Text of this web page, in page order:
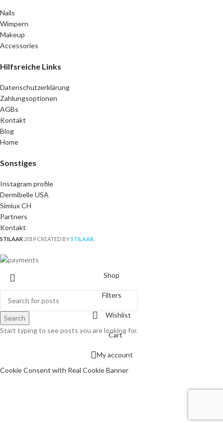
Nails
Wimpern
Makeup
Accessories
Hilfsreiche Links
Datenschutzerklärung
Zahlungsoptionen
AGBs
Kontakt
Blog
Home
Sonstiges
Instagram profile
Dermibelle USA
Simiux CH
Partners
Kontakt
STILAAR 2019 CREATED BYSTILAAR
Search
Start typing to see posts you are looking for.
Shop
Filters
Wishlist
Cart
My account
Cookie Consent with Real Cookie Banner